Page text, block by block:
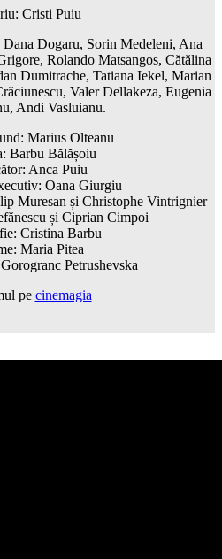
Cristi Puiu
Dogaru, Sorin Medeleni, Ana
Rolando Matsangos, Cătălina
Dumitrache, Tatiana Iekel, Marian
Valer Dellakeza, Eugenia
Andi Vasluianu.
Marius Olteanu
Barbu Bălășoiu
Anca Puiu
Oana Giurgiu
Muresan și Christophe Vintrignier
și Ciprian Cimpoi
Cristina Barbu
Maria Pitea
Petrushevska
pe cinemagia